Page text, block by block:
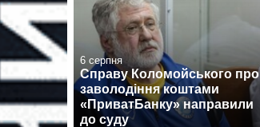
6 серпня
Справу Коломойського про
заволодіння коштами
«ПриватБанку» направили
до суду